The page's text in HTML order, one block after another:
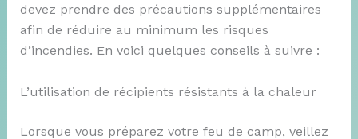
devez prendre des précautions supplémentaires
afin de réduire au minimum les risques
d’incendies. En voici quelques conseils à suivre :
L’utilisation de récipients résistants à la chaleur
Lorsque vous préparez votre feu de camp, veillez